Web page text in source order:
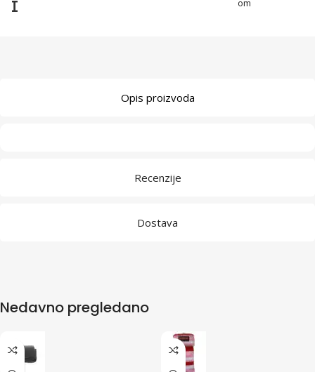
I om
Opis proizvoda
Recenzije
Dostava
Nedavno pregledano